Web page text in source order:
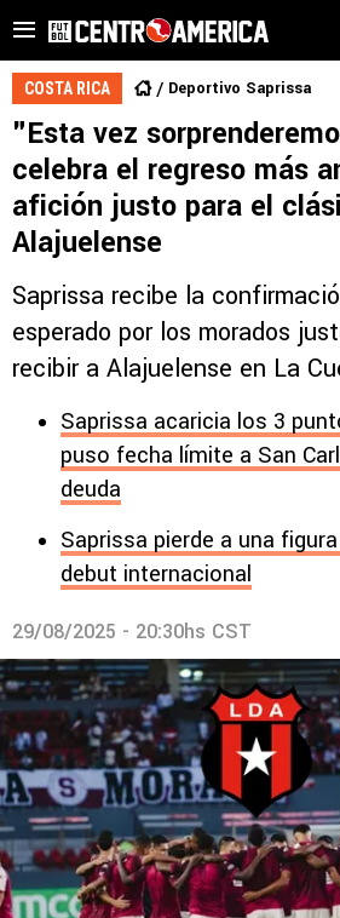
COSTA RICA Deportivo Saprissa
"Esta vez
celebra el regreso más
afición justo para el
Alajuelense
Saprissa recibe la
esperado por los morados
recibir a Alajuelense en La
Saprissa acaricia los 3
puso fecha límite a San
deuda
Saprissa pierde a una
debut internacional
29/08/2025 - 20:30hs CST